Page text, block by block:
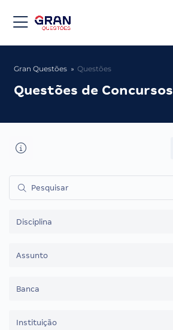
Gran Questões Questões
Questões de Concursos
Disciplina
Assunto
Banca
Instituição